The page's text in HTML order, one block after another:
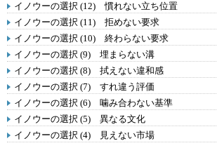
イノウーの選択 (12) 慣れない立ち位置
イノウーの選択 (11) 拒めない要求
イノウーの選択 (10) 終わらない要求
イノウーの選択 (9) 埋まらない溝
イノウーの選択 (8) 拭えない違和感
イノウーの選択 (7) すれ違う評価
イノウーの選択 (6) 噛み合わない基準
イノウーの選択 (5) 異なる文化
イノウーの選択 (4) 見えない市場